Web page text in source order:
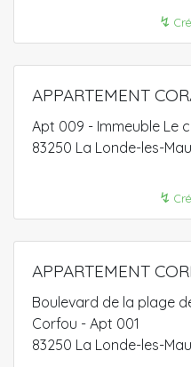
↯
APPARTEMENT
Apt 009 - Immeuble Le
83250 La Londe-les-
↯
APPARTEMENT
Boulevard de la plage
Corfou - Apt 001
83250 La Londe-les-